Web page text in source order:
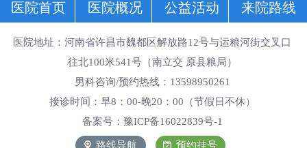
医院首页 医院概况 公益活动 来院路线
医院地址：河南省许昌市魏都区解放路12号与运粮河街交叉口
往北100米541号（南立交 原县粮局）
男科咨询/预约热线：13598950261
接诊时间：早8：00-晚20：00（节假日不休）
备案号： 豫ICP备16022839号-1
路线导航 预约挂号